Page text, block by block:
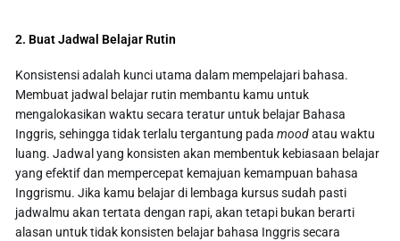
2. Buat Jadwal Belajar Rutin
Konsistensi adalah kunci utama dalam mempelajari bahasa.
Membuat jadwal belajar rutin membantu kamu untuk
mengalokasikan waktu secara teratur untuk belajar Bahasa
Inggris, sehingga tidak terlalu tergantung padamoodatau waktu
luang. Jadwal yang konsisten akan membentuk kebiasaan belajar
yang efektif dan mempercepat kemajuan kemampuan bahasa
Inggrismu. Jika kamu belajar di lembaga kursus sudah pasti
jadwalmu akan tertata dengan rapi, akan tetapi bukan berarti
alasan untuk tidak konsisten belajar bahasa Inggris secara